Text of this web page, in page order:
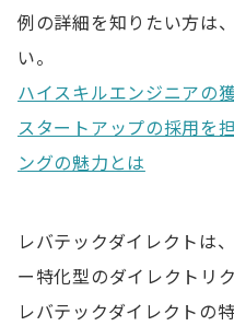
例の詳細を知りたい方は
い。
ハイスキルエンジニアの
スタートアップの採用を
ングの魅力とは
レバテックダイレクトは
ー特化型のダイレクトリ
レバテックダイレクトの